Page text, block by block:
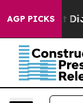
AGP PICKS
Well, it Didn’t